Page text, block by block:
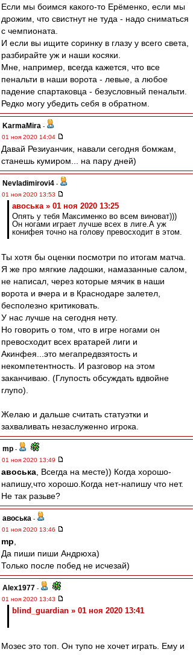
Если мы боимся какого-то Ерёменко, если мы
дрожим, что свистнут не туда - надо сниматься
с чемпионата.
И если вы ищите соринку в глазу у всего света,
разбирайте уж и наши косяки.
Мне, например, всегда кажется, что все
пенальти в наши ворота - левые, а любое
падение спартаковца - безусловный пенальти.
Редко могу убедить себя в обратном.
KarmaMira -
01 ноя 2020 14:04
Давай Резиуанчик, навали сегодня бомжам,
станешь кумиром... на пару дней)
Nevladimirovi4 -
01 ноя 2020 13:53
авоська » 01 ноя 2020 13:25
Опять у тебя Максименко во всем виноват)))
Он ногами играет лучше всех в лиге.А уж
конифея точно на голову превосходит в этом.
Ты хотя бы оценки посмотри по итогам матча.
Я же про мягкие ладошки, намазанные салом,
не написал, через которые мячик в наши
ворота и вчера и в Краснодаре залетел,
бесполезно критиковать.
У нас лучше на сегодня нету.
Но говорить о том, что в игре ногами он
превосходит всех вратарей лиги и
Акинфея...это мегапредвзятость и
некомпетентность. И разговор на этом
заканчиваю. (Глупость обсуждать вдвойне
глупо).
Желаю и дальше считать статуэтки и
захваливать незаслуженно игрока.
mp -
01 ноя 2020 13:49
авоська , Всегда на месте)) Когда хорошо-
напишу,что хорошо.Когда нет-напишу что нет.
Не так разьве?
авоська -
01 ноя 2020 13:46
mp
Да пиши пиши Андрюха)
Только после побед не исчезай)
Alex1977 -
01 ноя 2020 13:43
blind_guardian » 01 ноя 2020 13:41
Мозес это топ. Он тупо не хочет играть. Ему и